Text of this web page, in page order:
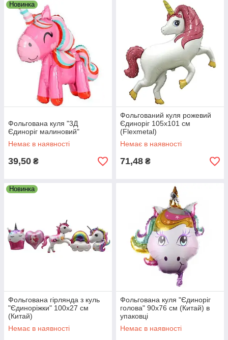
Новинка
Фольгована куля "3Д
Єдиноріг малиновий"
Немає в наявності
39,50 ₴
Фольгований куля рожевий
Єдиноріг 105х101 см
(Flexmetal)
Немає в наявності
71,48 ₴
Новинка
Фольгована гірлянда з куль
"Єдиноріжки" 100х27 см
(Китай)
Немає в наявності
Фольгована куля "Єдиноріг
голова" 90х76 см (Китай) в
упаковці
Немає в наявності